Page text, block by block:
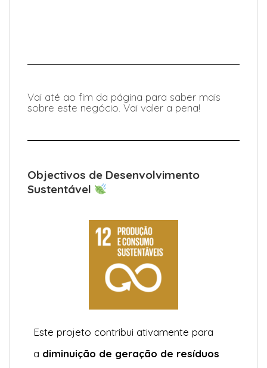
Vai até ao fim da página para saber mais
sobre este negócio. Vai valer a pena!
Objectivos de Desenvolvimento
Sustentável
Este projeto contribui ativamente para
a diminuição de geração de resíduos